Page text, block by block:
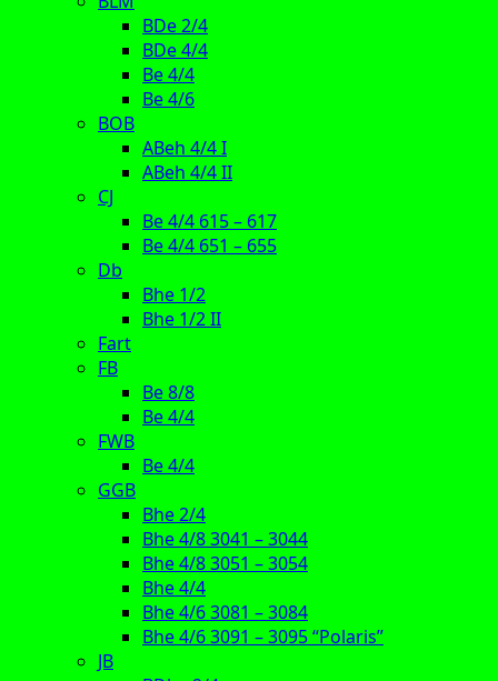
BDe 2/4
BDe 4/4
Be 4/4
Be 4/6
BOB
ABeh 4/4 I
ABeh 4/4 II
CJ
Be 4/4 615 – 617
Be 4/4 651 – 655
Db
Bhe 1/2
Bhe 1/2 II
Fart
FB
Be 8/8
Be 4/4
FWB
Be 4/4
GGB
Bhe 2/4
Bhe 4/8 3041 – 3044
Bhe 4/8 3051 – 3054
Bhe 4/4
Bhe 4/6 3081 – 3084
Bhe 4/6 3091 – 3095 “Polaris”
JB